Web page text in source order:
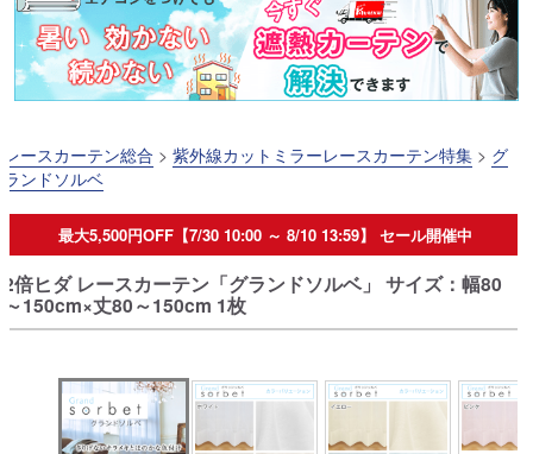
レースカーテン総合 > 紫外線カットミラーレースカーテン特集 > グ
ランドソルベ
最大5,500円OFF【7/30 10:00 ～ 8/10 13:59】 セール開催中
2倍ヒダ レースカーテン「グランドソルベ」 サイズ：幅80
～150cm×丈80～150cm 1枚